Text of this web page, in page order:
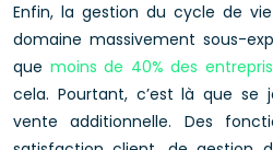
Enfin, la gestion du cycle de
domaine massivement sous-
que moins de 40% des
cela. Pourtant, c’est là que
vente additionnelle. Des